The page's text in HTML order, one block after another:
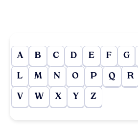
A B C D E F G
L M N O P Q R
V W X Y Z